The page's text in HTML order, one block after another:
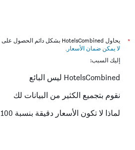
*
يحاول HotelsCombined بشكل دائم الحصول على الأسعار الدقيقة، ولكن
لا يمكن ضمان الأسعار .
إليك السبب:
HotelsCombined ليس البائع
نقوم بتجميع الكثير من البيانات لك
لماذا لا تكون الأسعار دقيقة بنسبة 100٪؟